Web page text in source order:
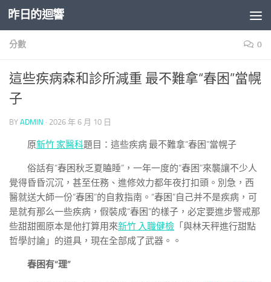
Skip to content
昨日的迴響
分數 0
這些疾病森和診所減重 最不難拿“春困”當幌
子
BY ADMIN · 2026 年 6 月 10 日
原新竹 家醫科題目：這些疾病 最不難拿“春困”當幌子
俗話有“春困秋乏夏瞌睡”，一年一度的“春困”來襲讓不少人
覺得昏昏沉沉，甚至任務、進修效力都年夜打扣頭。別急，西
醫就送大師一份“春困”的自救指南。“春困”自己并不是疾病，可
是就有那么一些疾病，假裝成“春困”的樣子，必定要進步警戒那
些甜甜圈原本是他打算用來新竹 入職健檢 「與林天秤進行甜點
哲學討論」的道具，現在全部成了武器。。
春困有“理”